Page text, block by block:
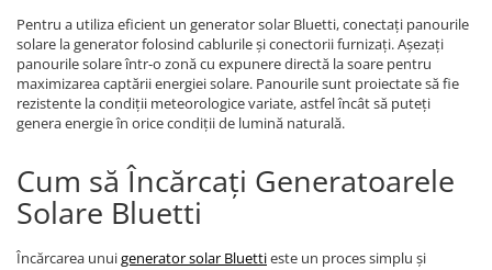
Pentru a utiliza eficient un generator solar Bluetti, conectați panourile
solare la generator folosind cablurile și conectorii furnizați. Așezați
panourile solare într-o zonă cu expunere directă la soare pentru
maximizarea captării energiei solare. Panourile sunt proiectate să fie
rezistente la condiții meteorologice variate, astfel încât să puteți
genera energie în orice condiții de lumină naturală.
Cum să Încărcați Generatoarele
Solare Bluetti
Încărcarea unuigenerator solar Bluettieste un proces simplu și